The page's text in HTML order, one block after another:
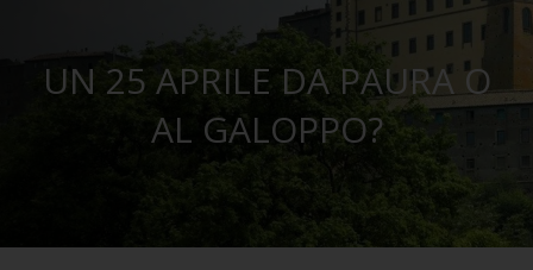
UN 25 APRILE DA PAURA O
AL GALOPPO?